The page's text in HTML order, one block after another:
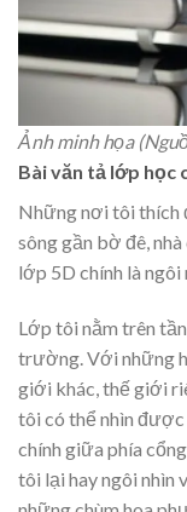
Ảnh minh họa
Bài văn tả lớp học
Những nơi tôi thích
sông gần bờ đê,
lớp 5D chính là
Lớp tôi nằm trên
trường. Với những
giới khác, thế giới
tôi có thể nhìn
chính giữa phía
tôi lại hay ngôi nhìn